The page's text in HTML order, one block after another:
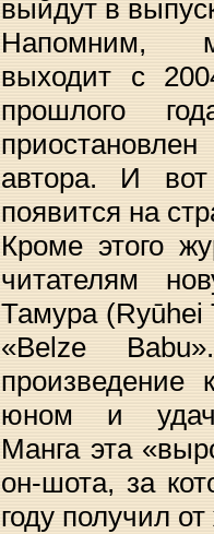
выйдут в
Напомним,
выходит с
прошлого
автора. И
появится на
Кроме этого
читателям
Тамура (Ryūhei
«Belze
произведение
юном и
Манга эта
он-шота, за
году получил